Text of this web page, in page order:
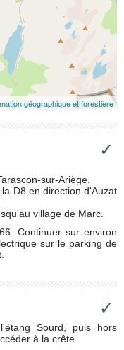
✓
sur-Ariège.
D8 en direction d'Auzat
village de Marc.
Continuer sur environ
sur le parking de
✓
Sourd, puis hors
à la crête.